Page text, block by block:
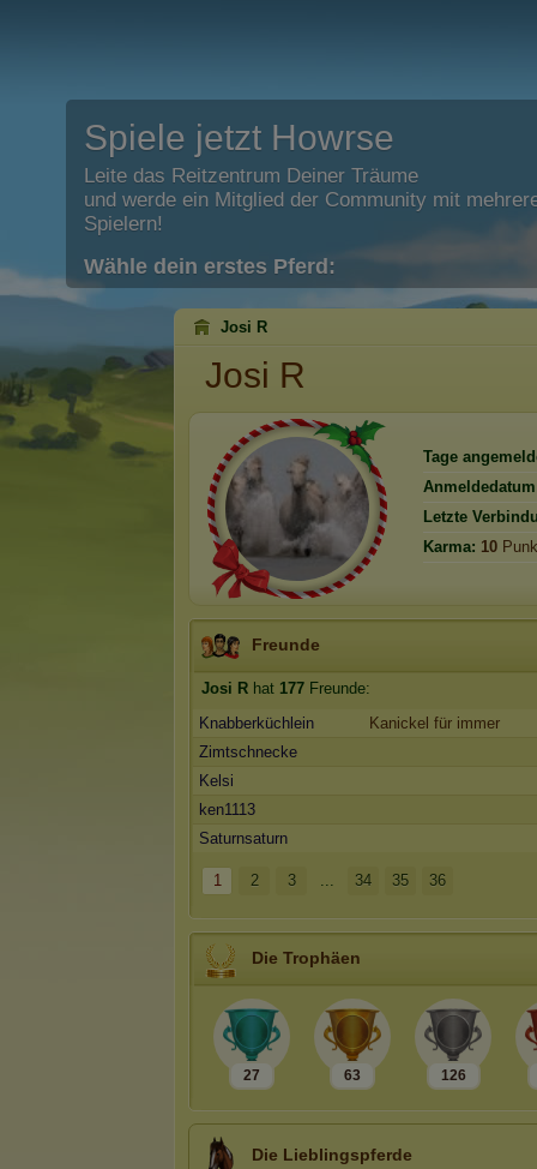
Spiele jetzt Howrse
Leite das Reitzentrum Deiner Träume
und werde ein Mitglied der Community mit
Spielern!
Wähle dein erstes Pferd:
Josi R
Josi R
Tage
Letzte
Karma: 10
Freunde
Josi R hat 177 Freunde:
Knabberküchlein
Kanickel für immer
Zimtschnecke
Kelsi
ken1113
Saturnsaturn
1 2 3 ... 34 35 36
Die Trophäen
27 63 126
Die Lieblingspferde